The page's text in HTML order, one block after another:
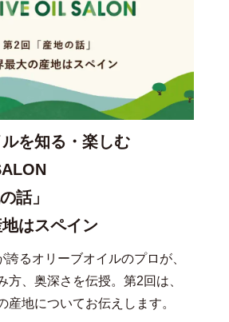
を知る・楽しむ
話」
はスペイン
るオリーブオイルのプロが、
方、奥深さを伝授。第2回は、
産地についてお伝えします。